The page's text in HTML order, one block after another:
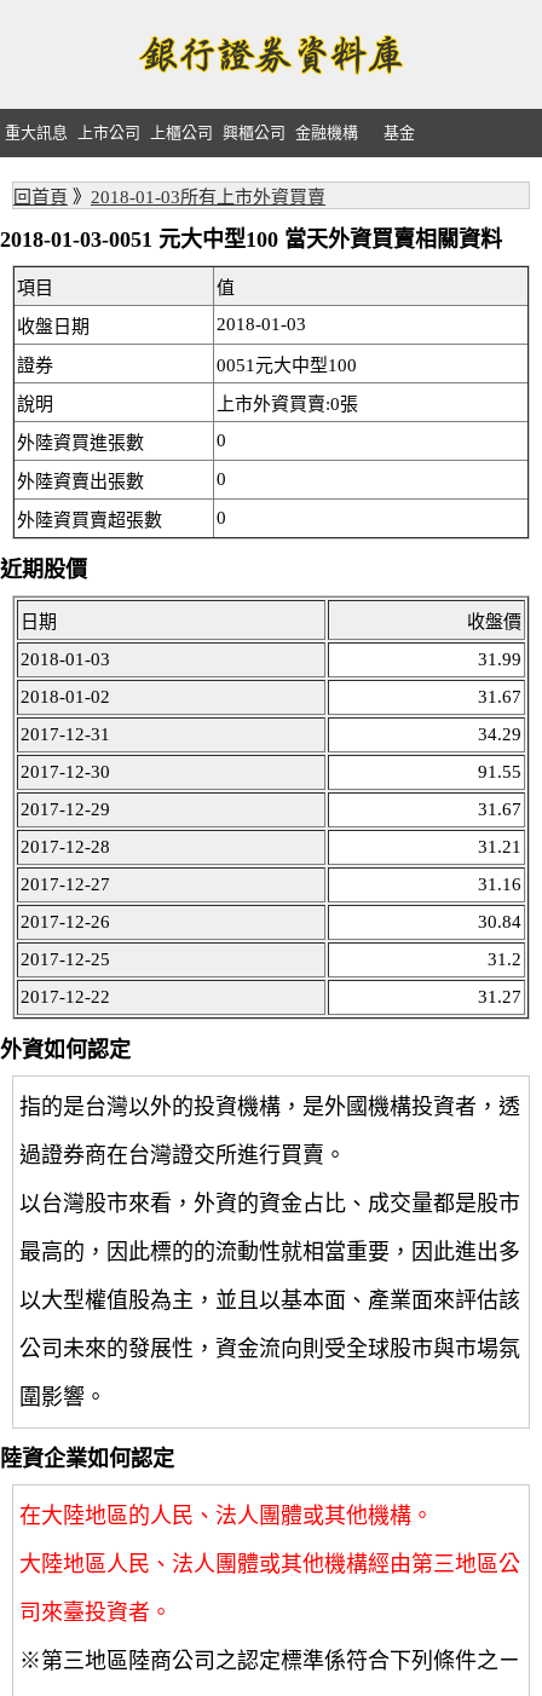
重大訊息 上市公司 上櫃公司 興櫃公司 金融機構 基金
回首頁 》 2018-01-03所有上市外資買賣
2018-01-03-0051 元大中型100 當天外資買賣相關資料
項目
值
收盤日期
2018-01-03
證券
0051元大中型100
說明
上市外資買賣:0張
外陸資買進張數
0
外陸資賣出張數 0
外陸資買賣超張數 0
近期股價
日期
收盤價
2018-01-03
31.99
2018-01-02
31.67
2017-12-31
34.29
2017-12-30
91.55
2017-12-29
31.67
2017-12-28
31.21
2017-12-27
31.16
2017-12-26
30.84
2017-12-25
31.2
2017-12-22
31.27
外資如何認定
指的是台灣以外的投資機構，是外國機構投資者，透
過證券商在台灣證交所進行買賣。
以台灣股市來看，外資的資金占比、成交量都是股市
最高的，因此標的的流動性就相當重要，因此進出多
以大型權值股為主，並且以基本面、產業面來評估該
公司未來的發展性，資金流向則受全球股市與市場氛
圍影響。
陸資企業如何認定
在大陸地區的人民、法人團體或其他機構。
大陸地區人民、法人團體或其他機構經由第三地區公
司來臺投資者。
※第三地區陸商公司之認定標準係符合下列條件之ㄧ